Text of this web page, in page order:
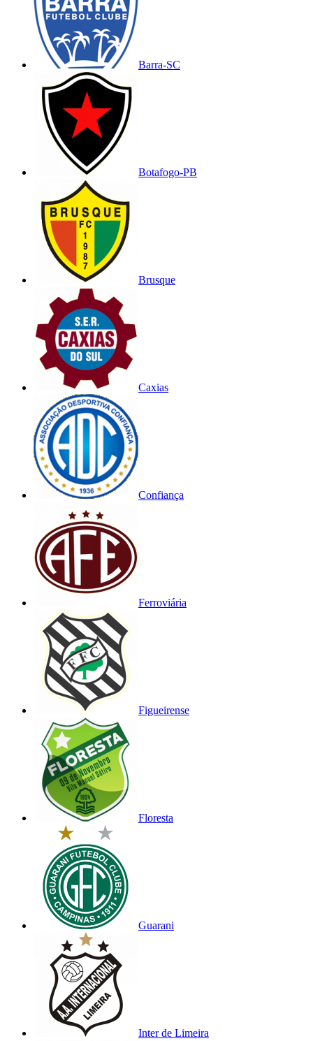
Barra-SC
Botafogo-PB
Brusque
Caxias
Confiança
Ferroviária
Figueirense
Floresta
Guarani
Inter de Limeira